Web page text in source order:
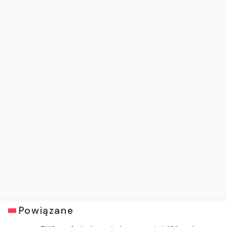
Powiązane